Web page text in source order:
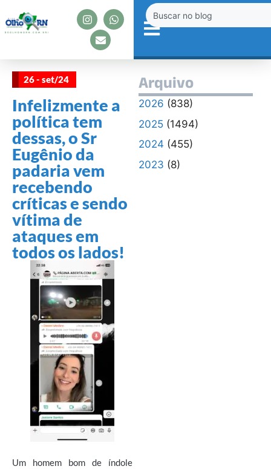
26 - set/24
Infelizmente a
política tem
dessas, o Sr
Eugênio da
padaria vem
recebendo
críticas e sendo
vítima de
ataques em
todos os lados!
Um homem bom de índole
Arquivo
2026 (838)
2025(1494)
2024 (455)
2023 (8)